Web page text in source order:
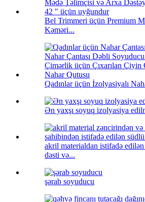
Bel Trimmeri üçün Premium
Kəməri...
Qadınlar üçün İzolyasiyalı
Ən yaxşı soyuq izolyasiya
akril materialdan istifadə
dəsti və...
şərab soyuducu